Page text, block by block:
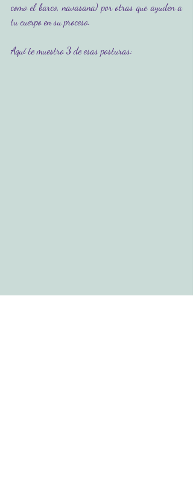
como el barco, navasana) por otras que ayuden a
tu cuerpo en su proceso.
Aquí te muestro 3 de esas posturas: